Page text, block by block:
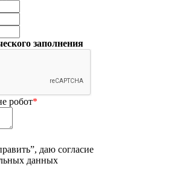
заполнения
робот*
даю согласие
данных